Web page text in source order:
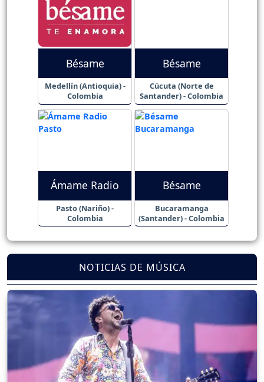
Bésame
Medellín (Antioquia) -
Colombia
Bésame
Cúcuta (Norte de
Santander) - Colombia
Ámame Radio
Pasto (Nariño) -
Colombia
Bésame
Bucaramanga
(Santander) - Colombia
NOTICIAS DE MÚSICA